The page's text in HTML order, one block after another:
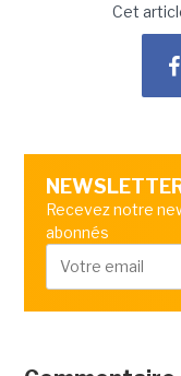
Cet
Recevez notre
abonnés